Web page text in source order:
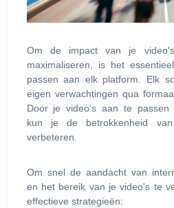
Om de impact van je
maximaliseren, is het
passen aan elk platform. Elk
eigen verwachtingen qua
Door je video's aan te passen
kun je de betrokkenheid
verbeteren.
Om snel de aandacht van
en het bereik van je video's te
effectieve strategieën: